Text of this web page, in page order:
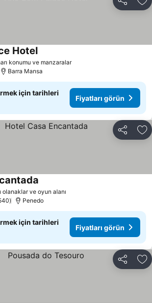
Paylaş
konumu ve manzaralar
Hotel
Barra Mansa
için tarihleri
Fiyatları görün
Paylaş
olanaklar ve oyun alanı
Penedo
için tarihleri
Fiyatları görün
Paylaş